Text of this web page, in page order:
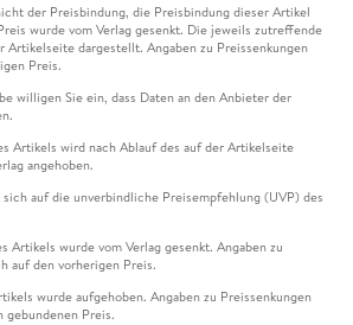
der Preisbindung, die Preisbindung dieser Artikel
wurde vom Verlag gesenkt. Die jeweils zutreffende
dargestellt. Angaben zu Preissenkungen
Preis.
willigen Sie ein, dass Daten an den Anbieter der
Artikels wird nach Ablauf des auf der Artikelseite
angehoben.
auf die unverbindliche Preisempfehlung (UVP) des
Artikels wurde vom Verlag gesenkt. Angaben zu
auf den vorherigen Preis.
wurde aufgehoben. Angaben zu Preissenkungen
gebundenen Preis.